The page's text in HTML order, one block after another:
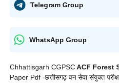
Telegram Group
WhatsApp Group
Chhattisgarh CGPSCACF Forest
Paper Pdf -छत्तीसगढ़ वन सेवा संयुक्त